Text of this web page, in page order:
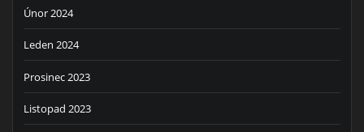
Únor 2024
Leden 2024
Prosinec 2023
Listopad 2023